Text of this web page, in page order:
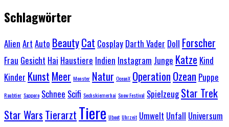
Schlagwörter
Alien Art Auto BeautyCat Cosplay Darth Vader Doll Forscher
Frau Gesicht Hai Haustiere Indien Instagram Junge Katze Kind
Kinder KunstMeer Monster Natur OceanX OperationOzean Puppe
Raubtier Sapporo Schnee Scifi Sechskiemerhai Snow Festival Spielzeug Star Trek
Star WarsTierarztTiere Uboot Uhrzeit Umwelt Unfall Universum